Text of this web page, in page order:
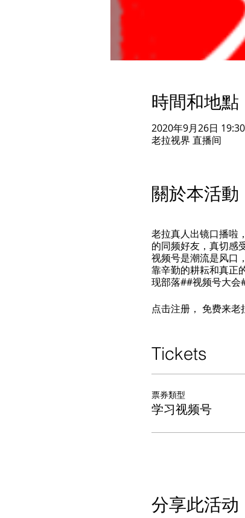
時間和地點
2020年9月26日 19:30
老拉视界 直播间
關於本活動
老拉真人出镜口播啦
的同频好友，真切感
视频号是潮流是风口
靠辛勤的耕耘和真正
现部落##视频号大会
点击注册， 免费来老
Tickets
票券類型
学习视频号
分享此活动